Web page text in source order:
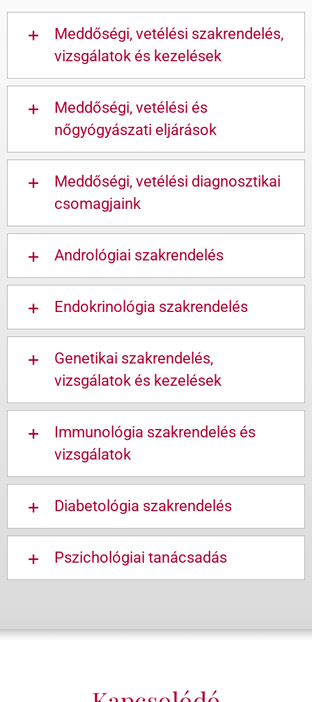
Meddőségi, vetélési szakrendelés,
vizsgálatok és kezelések
Meddőségi, vetélési és
nőgyógyászati eljárások
Meddőségi, vetélési diagnosztikai
csomagjaink
Andrológiai szakrendelés
Endokrinológia szakrendelés
Genetikai szakrendelés,
vizsgálatok és kezelések
Immunológia szakrendelés és
vizsgálatok
Diabetológia szakrendelés
Pszichológiai tanácsadás